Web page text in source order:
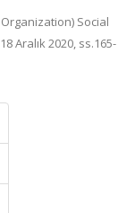
Social
Aralık 2020, ss.165-